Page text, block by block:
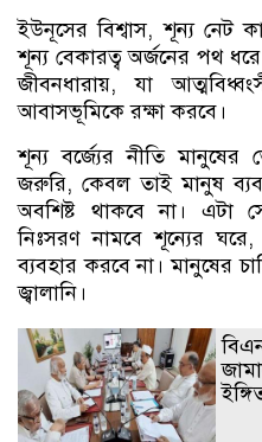
ইউনূসের বিশ্বাস, শূন্য নেট
শূন্য বেকারত্ব অর্জনের পথ
জীবনধারায়, যা
আবাসভূমিকে রক্ষা করবে।
শূন্য বর্জ্যের নীতি মানুষের
জরুরি, কেবল তাই মানুষ
অবশিষ্ট থাকবে না। এটা
নিঃসরণ নামবে শূন্যের
ব্যবহার করবে না। মানুষের
জ্বালানি।